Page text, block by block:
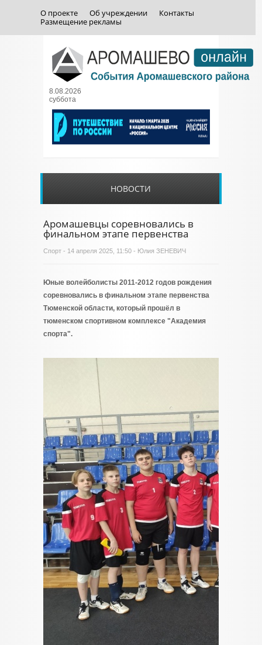
О проекте Об учреждении
Контакты
Размещение рекламы
8.08.2026
суббота
НОВОСТИ
Аромашевцы соревновались в
финальном этапе первенства
Спорт - 14 апреля 2025, 11:50 - Юлия ЗЕНЕВИЧ
Юные волейболисты 2011-2012 годов рождения
соревновались в финальном этапе первенства
Тюменской области, который прошёл в
тюменском спортивном комплексе "Академия
спорта".